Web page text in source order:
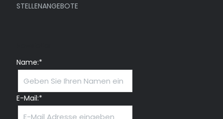
STELLENANGEBOTE
Name:*
E-Mail:*